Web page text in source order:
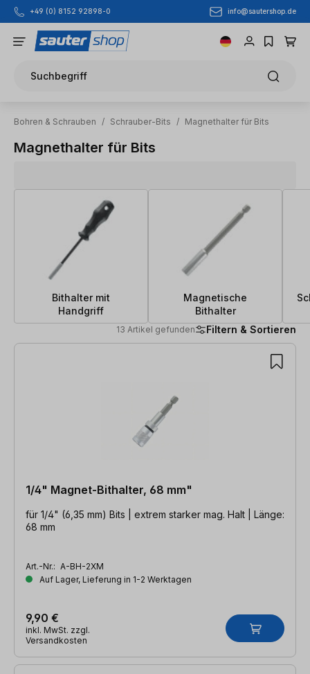
Zum Hauptinhalt springen
+49 (0) 8152 92898-0 info@sautershop.de
Suchbegriff
Bohren & Schrauben / Schrauber-Bits / Magnethalter für Bits
Magnethalter für Bits
Bithalter mit
Handgriff
Magnetische
Bithalter
13 Artikel gefunden Filtern & Sortieren
13 Artikel gefunden
1/4" Magnet-Bithalter, 68 mm"
für 1/4" (6,35 mm) Bits | extrem starker mag. Halt | Länge:
68 mm
Art.-Nr.: A-BH-2XM
Auf Lager, Lieferung in 1-2 Werktagen
9,90 €
inkl. MwSt. zzgl.
Versandkosten